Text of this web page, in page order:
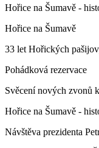
Hořice na Šumavě -
Hořice na Šumavě
33 let Hořických
Pohádková rezervace
Svěcení nových zvonů
Hořice na Šumavě -
Návštěva prezidenta